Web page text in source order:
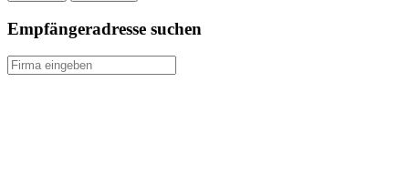
Empfängeradresse suchen